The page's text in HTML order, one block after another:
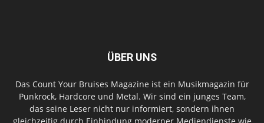
ÜBER UNS
Das Count Your Bruises Magazine ist ein Musikmagazin für
Punkrock, Hardcore und Metal. Wir sind ein junges Team,
das seine Leser nicht nur informiert, sondern ihnen
gleichzeitig durch Einbindung moderner Mediendienste wie